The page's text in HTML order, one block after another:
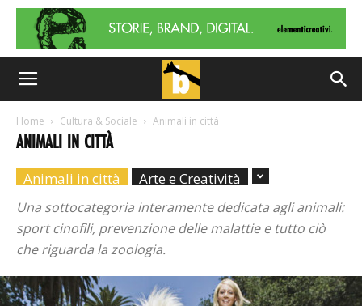
Home Cultura & Sociale Animali in città
ANIMALI IN CITTÀ
Animali in città Arte e Creatività
Una sottocategoria interamente dedicata agli animali:
sport cinofili, prevenzione delle malattie e tutto ciò
che riguarda la zoologia.